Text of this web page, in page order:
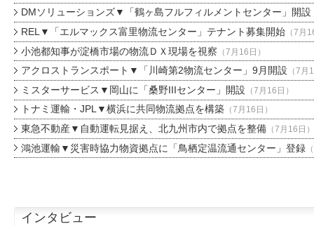
DMソリューションズ▼「鶴ヶ島フルフィルメントセンター」開設
REL▼「エルマックス富里物流センター」テナント募集開始（7月
小池都知事が淀橋市場の物流ＤＸ現場を視察 （7月16日）
アクロストランスポート▼「川崎第2物流センター」9月開設 （7月
ミスターサービス▼岡山に「桑野IIIセンター」開設 （7月16日）
トナミ運輸・JPL▼横浜に共同物流拠点を構築（7月16日）
東急不動産▼自動運転見据え、北九州市内で拠点を整備（7月16日）
鴻池運輸▼災害時協力物資拠点に「鳥栖定温流通センター」登録
インタビュー